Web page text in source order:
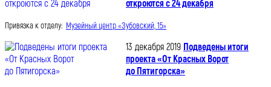
откроются с 24 декабря
Привязка к отделу: Музейный центр «Зубовский, 15»
13 декабря 2019 Подведены итоги
проекта «От Красных Ворот
до Пятигорска»